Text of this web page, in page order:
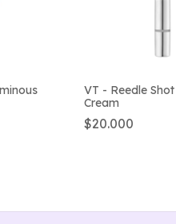
VT - Reedle
Cream
$20.000